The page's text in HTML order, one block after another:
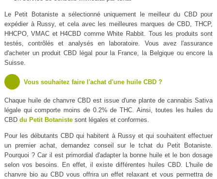
Le Petit Botaniste a sélectionné uniquement le meilleur du CBD pour
expédier à Russy, et cela avec les meilleures marques de CBD, THCP,
HHCPO, VMAC et H4CBD comme White Rabbit. Tous les produits sont
testés, contrôlés et analysés en laboratoire. Vous avez l'assurance
d'acheter un produit CBD légal pour la France, la Belgique ou encore la
Suisse.
Vous souhaitez faire l'achat d'une huile CBD ?
Chaque huile de chanvre CBD est issue d'une plante de cannabis Sativa
légale qui comporte moins de 0.2% de THC. Ainsi, toutes les huiles du
CBD du Petit Botanistesont légales et conformes.
Pour les débutants CBD qui habitent à Russy et qui souhaitent effectuer
un premier achat, demandez conseil sur le tchat du Petit Botaniste.
Pourquoi ? Car il est primordial d'adapter la bonne huile et le bon dosage
selon vos besoins. En effet, il existe différentes huiles CBD. L'huile de
chanvre bio au CBD vous offrira un effet relaxant et vous permettra de